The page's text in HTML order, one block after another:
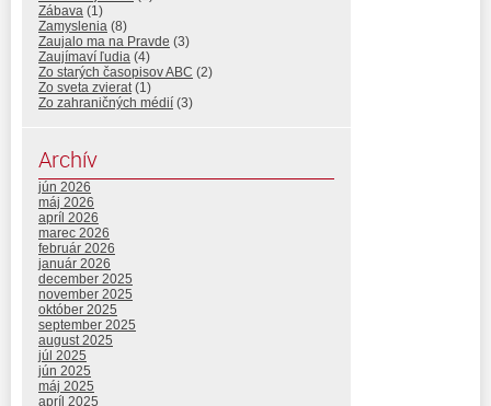
Zábava (1)
Zamyslenia (8)
Zaujalo ma na Pravde (3)
Zaujímaví ľudia (4)
Zo starých časopisov ABC (2)
Zo sveta zvierat(1)
Zo zahraničných médií (3)
Archív
jún 2026
máj 2026
apríl 2026
marec 2026
február 2026
január 2026
december 2025
november 2025
október 2025
september 2025
august 2025
júl 2025
jún 2025
máj 2025
apríl 2025